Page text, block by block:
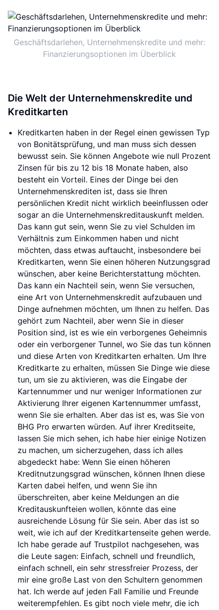
Geschäftsdarlehen, Unternehmenskredite und mehr:
Finanzierungsoptionen im Überblick
Die Welt der Unternehmenskredite und
Kreditkarten
Kreditkarten haben in der Regel einen gewissen Typ
von Bonitätsprüfung, und man muss sich dessen
bewusst sein. Sie können Angebote wie null Prozent
Zinsen für bis zu 12 bis 18 Monate haben, also
besteht ein Vorteil. Eines der Dinge bei den
Unternehmenskrediten ist, dass sie Ihren
persönlichen Kredit nicht wirklich beeinflussen oder
sogar an die Unternehmenskreditauskunft melden.
Das kann gut sein, wenn Sie zu viel Schulden im
Verhältnis zum Einkommen haben und nicht
möchten, dass etwas auftaucht, insbesondere bei
Kreditkarten, wenn Sie einen höheren Nutzungsgrad
wünschen, aber keine Berichterstattung möchten.
Das kann ein Nachteil sein, wenn Sie versuchen,
eine Art von Unternehmenskredit aufzubauen und
Dinge aufnehmen möchten, um Ihnen zu helfen. Das
gehört zum Nachteil, aber wenn Sie in dieser
Position sind, ist es wie ein verborgenes Geheimnis
oder ein verborgener Tunnel, wo Sie das tun können
und diese Arten von Kreditkarten erhalten. Um Ihre
Kreditkarte zu erhalten, müssen Sie Dinge wie diese
tun, um sie zu aktivieren, was die Eingabe der
Kartennummer und nur weniger Informationen zur
Aktivierung Ihrer eigenen Kartennummer umfasst,
wenn Sie sie erhalten. Aber das ist es, was Sie von
BHG Pro erwarten würden. Auf ihrer Kreditseite,
lassen Sie mich sehen, ich habe hier einige Notizen
zu machen, um sicherzugehen, dass ich alles
abgedeckt habe: Wenn Sie einen höheren
Kreditnutzungsgrad wünschen, können Ihnen diese
Karten dabei helfen, und wenn Sie ihn
überschreiten, aber keine Meldungen an die
Kreditauskunfteien wollen, könnte das eine
ausreichende Lösung für Sie sein. Aber das ist so
weit, wie ich auf der Kreditkartenseite gehen werde.
Ich habe gerade auf Trustpilot nachgesehen, was
die Leute sagen: Einfach, schnell und freundlich,
einfach schnell, ein sehr stressfreier Prozess, der
mir eine große Last von den Schultern genommen
hat. Ich werde auf jeden Fall Familie und Freunde
weiterempfehlen. Es gibt noch viele mehr, die ich